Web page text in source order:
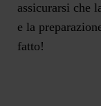
assicurarsi che
e la
fatto!